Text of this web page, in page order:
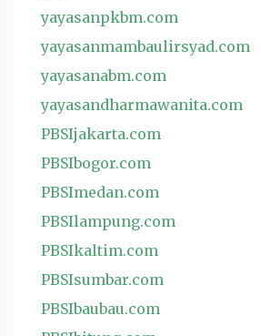
yayasanpkbm.com
yayasanmambaulirsyad.com
yayasanabm.com
yayasandharmawanita.com
PBSIjakarta.com
PBSIbogor.com
PBSImedan.com
PBSIlampung.com
PBSIkaltim.com
PBSIsumbar.com
PBSIbaubau.com